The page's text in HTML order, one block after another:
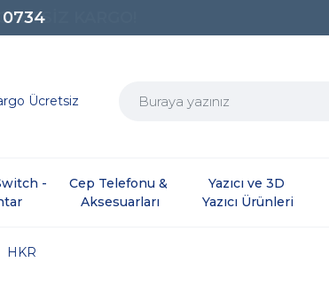
0734
Ücretsiz
-
Cep Telefonu &
Aksesuarları
Yazıcı ve 3D
Yazıcı Ürünleri
HKR